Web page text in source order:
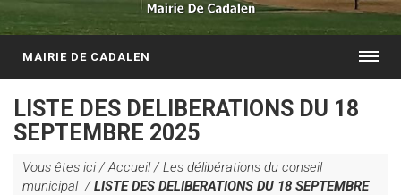
MAIRIE DE CADALEN
LISTE DES DELIBERATIONS DU 18
SEPTEMBRE 2025
Vous êtes ici /Accueil/Les délibérations du conseil
municipal /LISTE DES DELIBERATIONS DU 18 SEPTEMBRE